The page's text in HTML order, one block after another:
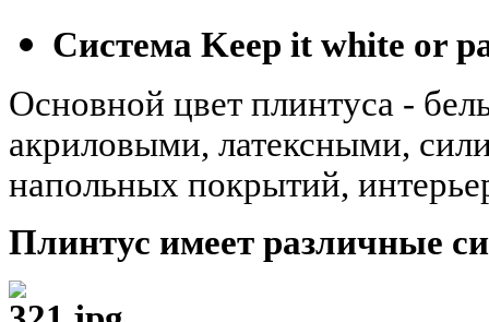
Система Keep it white or
Основной цвет плинтуса -
акриловыми, латексными,
напольных покрытий,
Плинтус имеет различные